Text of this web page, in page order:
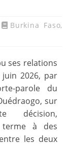
Burkina Faso,
ses relations
2026, par
parole du
sur
décision,
terme à des
les deux